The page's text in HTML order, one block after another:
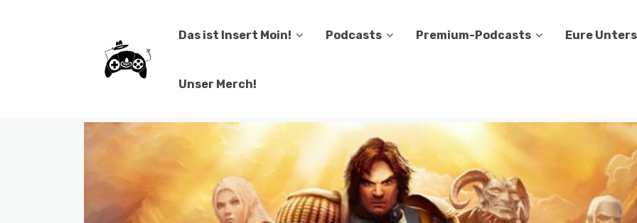
Das ist Insert Moin! Podcasts Premium-Podcasts Eure
Unser Merch!